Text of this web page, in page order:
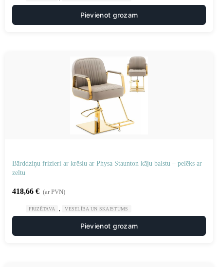
Pievienot grozam
Bārddziņu frizieri ar krēslu ar Physa Staunton kāju balstu – pelēks ar
zeltu
418,66 € (ar PVN)
FRIZĒTAVA VESELĪBA UN SKAISTUMS
Pievienot grozam